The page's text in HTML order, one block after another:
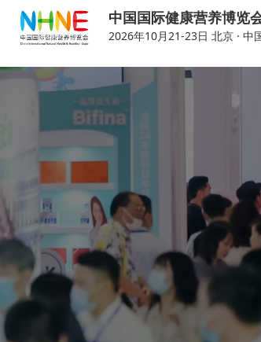
中国国际健康营养博览
2026年10月21-23日 北京 · 中